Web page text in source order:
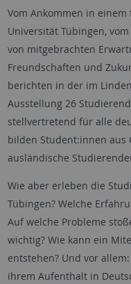
Vom Ankommen in
Universität Tübingen,
von mitgebrachten
Freundschaften und
berichten in der im
Ausstellung 26
stellvertretend für alle
bilden Student:innen aus
ausländische
Wie aber erleben die
Tübingen? Welche
Auf welche Probleme
wichtig? Wie kann ein
entstehen? Und vor
ihrem Aufenthalt in